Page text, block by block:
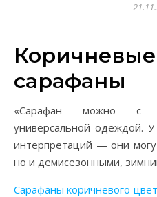
сарафаны
«Сарафан можно с уверенностью назвать
универсальной одеждой.
интерпретаций — они
но и демисезонными,
Сарафаны коричневого